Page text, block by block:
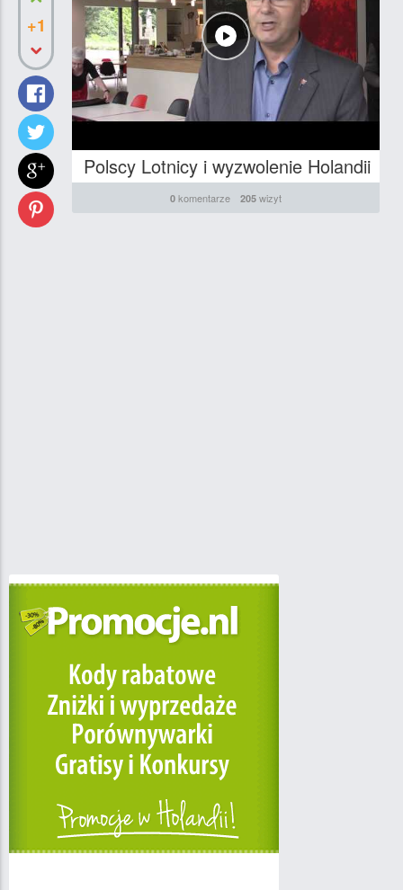
+1
Polscy Lotnicy i wyzwolenie Holandii
0 komentarze 205 wizyt